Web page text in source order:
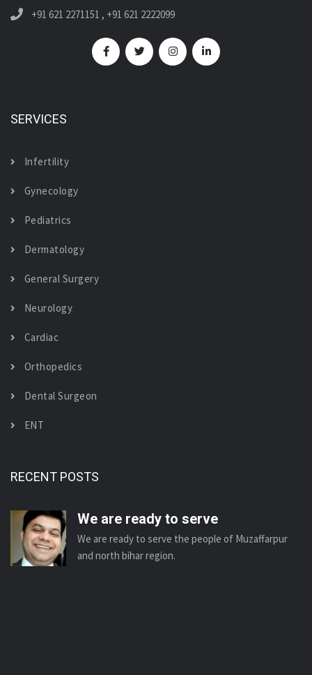
+91 621 2271151 , +91 621 2222099
SERVICES
Infertility
Gynecology
Pediatrics
Dermatology
General Surgery
Neurology
Cardiac
Orthopedics
Dental Surgeon
ENT
RECENT POSTS
We are ready to serve
We are ready to serve the people of Muzaffarpur
and north bihar region.